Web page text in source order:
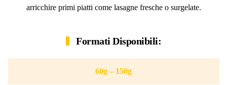
arricchire primi piatti come lasagne fresche o surgelate.
Formati Disponibili:
60g – 150g